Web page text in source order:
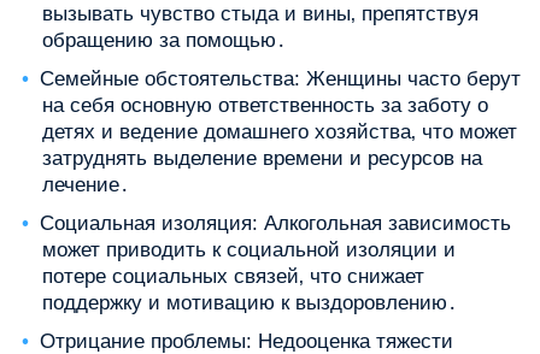
вызывать чувство стыда и вины‚ препятствуя
обращению за помощью․
Семейные обстоятельства: Женщины часто берут
на себя основную ответственность за заботу о
детях и ведение домашнего хозяйства‚ что может
затруднять выделение времени и ресурсов на
лечение․
Социальная изоляция: Алкогольная зависимость
может приводить к социальной изоляции и
потере социальных связей‚ что снижает
поддержку и мотивацию к выздоровлению․
Отрицание проблемы: Недооценка тяжести